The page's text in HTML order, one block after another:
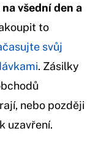
všední den a
to
svůj
. Zásilky
nebo později
uzavření.